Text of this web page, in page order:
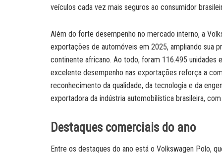
veículos cada vez mais seguros ao consumidor
Além do forte desempenho no mercado interno, a
exportações de automóveis em 2025, ampliando sua
continente africano. Ao todo, foram 116.495 unidades
excelente desempenho nas exportações reforça a
reconhecimento da qualidade, da tecnologia e da
exportadora da indústria automobilística brasileira,
Destaques comerciais do ano
Entre os destaques do ano está o Volkswagen Polo,